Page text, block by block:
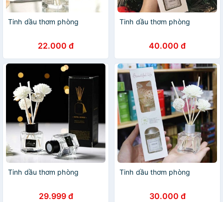
Tinh dầu thơm phòng
22.000 đ
Tinh dầu thơm phòng
40.000 đ
Tinh dầu thơm phòng
29.999 đ
Tinh dầu thơm phòng
30.000 đ